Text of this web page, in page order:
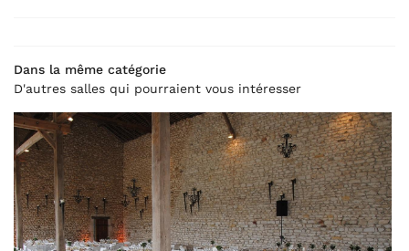
VIRTUELLE
Actualités
Livre d’or
Contact
Translate
REJOIGNEZ-
Dans la même catégorie
D'autres salles qui pourraient vous intéresser